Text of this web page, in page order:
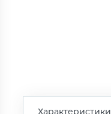
Характеристики